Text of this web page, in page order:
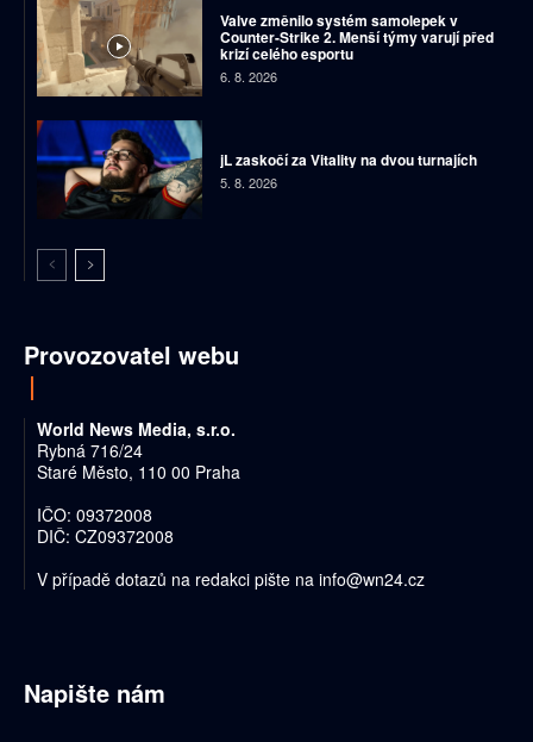
Valve změnilo systém samolepek v
Counter-Strike 2. Menší týmy varují před
krizí celého esportu
6. 8. 2026
jL zaskočí za Vitality na dvou turnajích
5. 8. 2026
Provozovatel webu
World News Media, s.r.o.
Rybná 716/24
Staré Město, 110 00 Praha
IČO: 09372008
DIČ: CZ09372008
V případě dotazů na redakci pište na info@wn24.cz
Napište nám